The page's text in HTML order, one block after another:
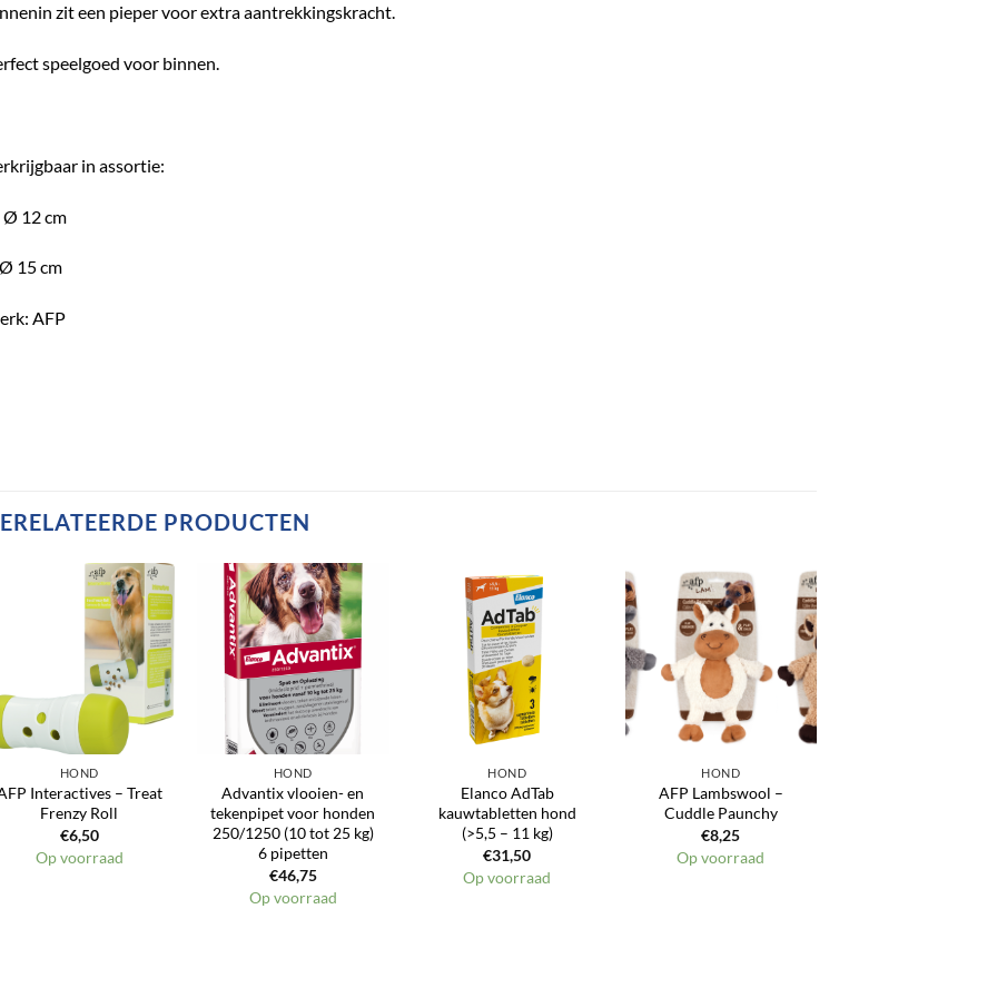
zit een pieper voor extra aantrekkingskracht.
speelgoed voor binnen.
in assortie:
12 cm
15 cm
AFP
PRODUCTEN
Toevoegen
aan
verlanglijst
HOND
Interactives – Treat
Frenzy Roll
€6,50
Op voorraad
Toevoegen
aan
verlanglijst
HOND
Advantix vlooien- en
tekenpipet voor honden
250/1250 (10 tot 25 kg)
6 pipetten
€46,75
Op voorraad
Toevoegen
verlanglijst
HOND
Elanco AdTab
kauwtabletten hond
(>5,5 – 11 kg)
€31,50
Op voorraad
Toevoegen
verlanglijst
HOND
AFP Lambswool –
Cuddle Paunchy
€8,25
Op voorraad